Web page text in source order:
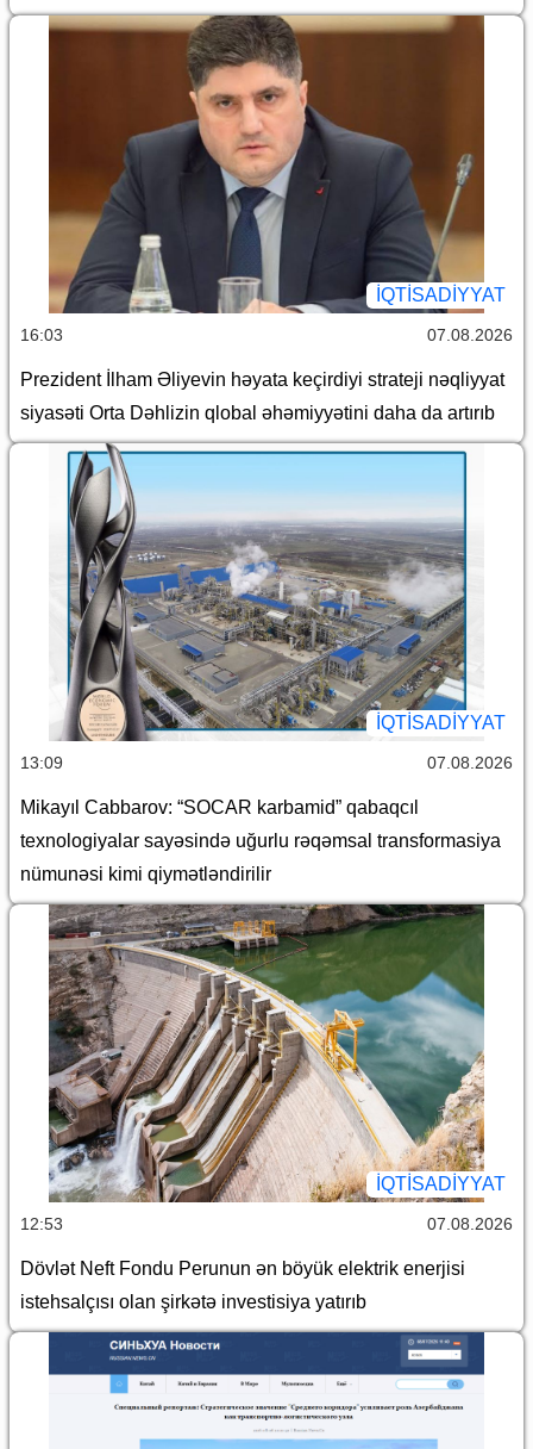
İQTİSADİYYAT
16:03 07.08.2026
Prezident İlham Əliyevin həyata keçirdiyi strateji nəqliyyat
siyasəti Orta Dəhlizin qlobal əhəmiyyətini daha da artırıb
İQTİSADİYYAT
13:09 07.08.2026
Mikayıl Cabbarov: “SOCAR karbamid” qabaqcıl
texnologiyalar sayəsində uğurlu rəqəmsal transformasiya
nümunəsi kimi qiymətləndirilir
İQTİSADİYYAT
12:53 07.08.2026
Dövlət Neft Fondu Perunun ən böyük elektrik enerjisi
istehsalçısı olan şirkətə investisiya yatırıb